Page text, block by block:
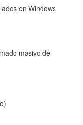
en Windows
masivo de